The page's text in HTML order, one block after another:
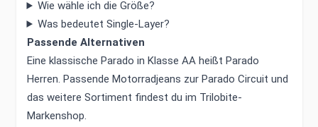
Wie wähle ich die Größe?
Was bedeutet Single-Layer?
Passende Alternativen
Eine klassische Parado in Klasse AA heißt Parado
Herren. Passende Motorradjeans zur Parado Circuit und
das weitere Sortiment findest du im Trilobite-
Markenshop.